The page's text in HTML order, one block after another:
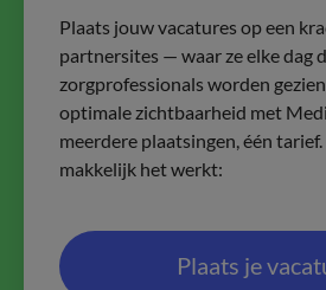
Plaats jouw vacatures op een
partnersites — waar ze elke dag
zorgprofessionals worden
optimale zichtbaarheid met
meerdere plaatsingen, één
makkelijk het werkt:
Plaats je